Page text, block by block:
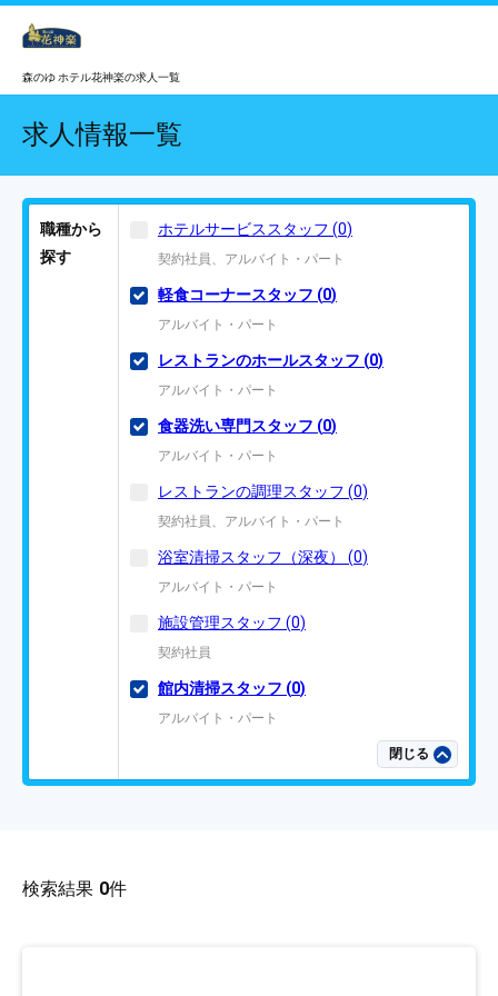
森のゆ ホテル花神楽の求人一覧
求人情報一覧
職種から
探す
ホテルサービススタッフ (0)
契約社員、アルバイト・パート
軽食コーナースタッフ (0)
アルバイト・パート
レストランのホールスタッフ (0)
アルバイト・パート
食器洗い専門スタッフ (0)
アルバイト・パート
レストランの調理スタッフ (0)
契約社員、アルバイト・パート
浴室清掃スタッフ（深夜） (0)
アルバイト・パート
施設管理スタッフ (0)
契約社員
館内清掃スタッフ (0)
アルバイト・パート
閉じる
検索結果 0件